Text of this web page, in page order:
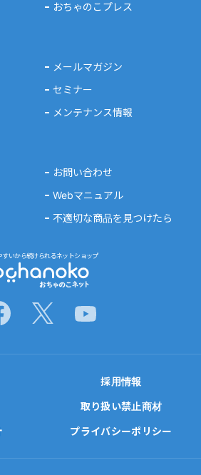
すいから続けられるネットショップ
おちゃのこプレス
メールマガジン
セミナー
メンテナンス情報
お問い合わせ
Webマニュアル
不適切な商品を見つけたら
採用情報
取り扱い禁止商材
プライバシーポリシー